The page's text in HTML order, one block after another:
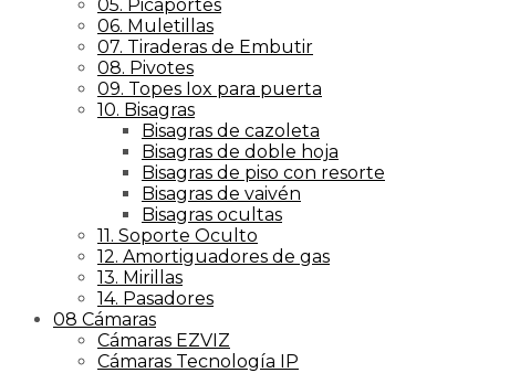
05. Picaportes
06. Muletillas
07. Tiraderas de Embutir
08. Pivotes
09. Topes Iox para puerta
10. Bisagras
Bisagras de cazoleta
Bisagras de doble hoja
Bisagras de piso con resorte
Bisagras de vaivén
Bisagras ocultas
11. Soporte Oculto
12. Amortiguadores de gas
13. Mirillas
14. Pasadores
08 Cámaras
Cámaras EZVIZ
Cámaras Tecnología IP